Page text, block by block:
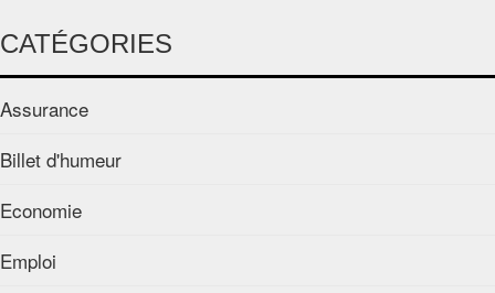
CATÉGORIES
Assurance
Billet d'humeur
Economie
Emploi